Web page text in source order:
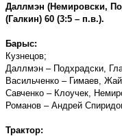
Даллмэн (Немировски,
(Галкин) 60 (3:5 – п.в.).
Барыс:
Кузнецов;
Даллмэн – Подхрадски,
Васильченко – Гимаев,
Савченко – Клоучек,
Романов – Андрей
Трактор: